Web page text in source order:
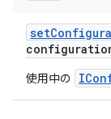
set
使用中の